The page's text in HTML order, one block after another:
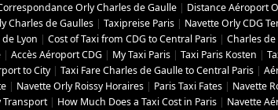
Orly Charles de Gaulle | Distance Aéroport
Charles de Gaulles | Taxipreise Paris | Navette Orly CDG
Lyon | Cost of Taxi from CDG to Central Paris | Charles
| Accès Aéroport CDG | My Taxi Paris | Taxi Paris Kosten |
to City| Taxi Fare Charles de Gaulle to Central Paris |
| Navette Orly Roissy Horaires | Paris Taxi Fates | Navette
Transport| How Much Does a Taxi Cost in Paris | Navette